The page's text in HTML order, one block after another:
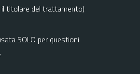
il titolare del trattamento)
SOLO per questioni